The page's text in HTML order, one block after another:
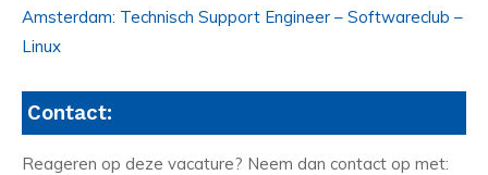
Amsterdam: Technisch Support Engineer – Softwareclub –
Linux
Contact:
Reageren op deze vacature? Neem dan contact op met: